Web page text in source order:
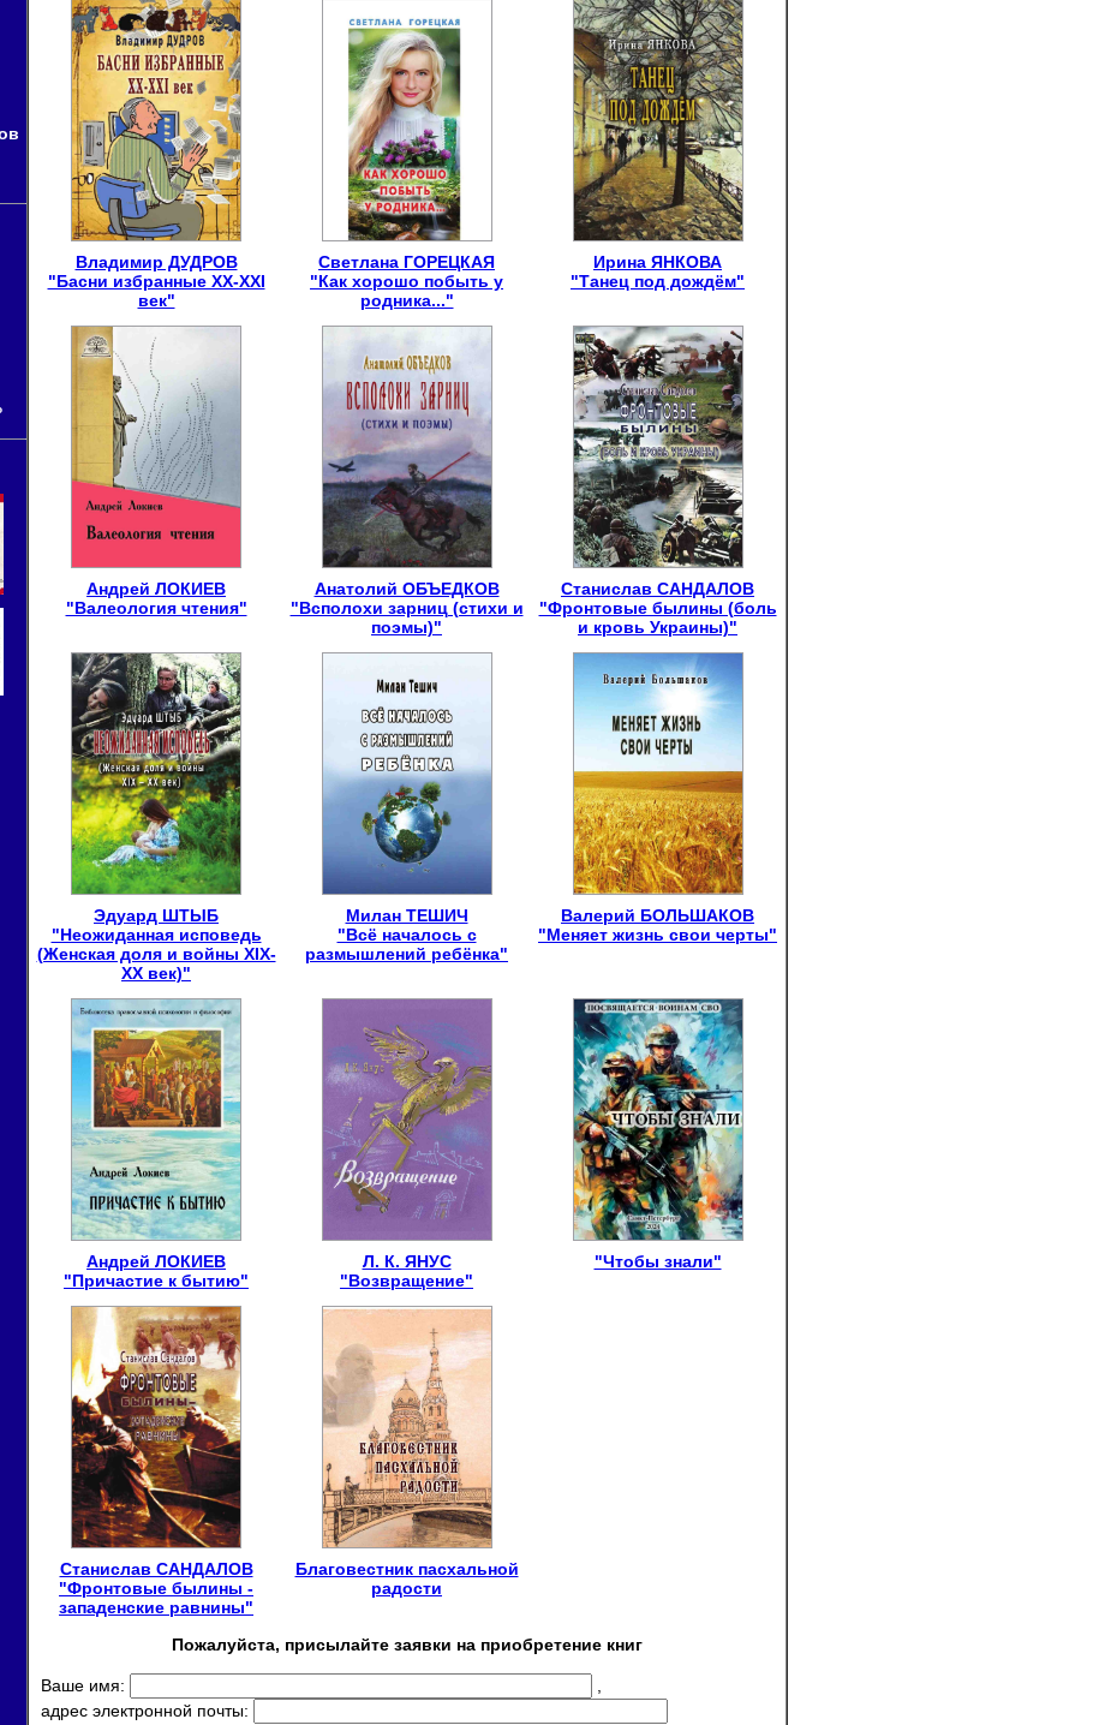
Владимир ДУДРОВ
"Басни избранные XX-XXI
век"
Светлана ГОРЕЦКАЯ
"Как хорошо побыть у
родника..."
Ирина ЯНКОВА
"Танец под дождём"
Андрей ЛОКИЕВ
"Валеология чтения"
Анатолий ОБЪЕДКОВ
"Всполохи зарниц (стихи и
поэмы)"
Станислав САНДАЛОВ
"Фронтовые былины (боль
и кровь Украины)"
Эдуард ШТЫБ
"Неожиданная исповедь
(Женская доля и войны XIX-
XX век)"
Милан ТЕШИЧ
"Всё началось с
размышлений ребёнка"
Валерий БОЛЬШАКОВ
"Меняет жизнь свои черты"
Андрей ЛОКИЕВ
"Причастие к бытию"
Л. К. ЯНУС
"Возвращение"
"Чтобы знали"
Станислав САНДАЛОВ
"Фронтовые былины -
западенские равнины"
Благовестник пасхальной
радости
Пожалуйста, присылайте заявки на приобретение книг
Ваше имя:
адрес электронной почты: